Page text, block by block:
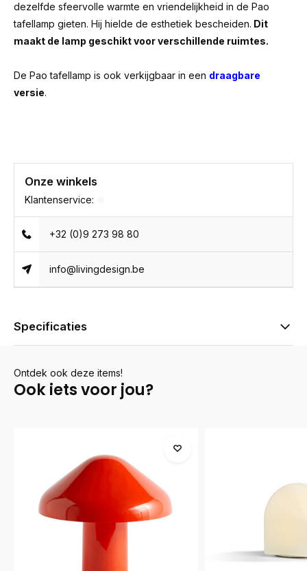
dezelfde sfeervolle warmte en vriendelijkheid in de Pao
tafellamp gieten. Hij hielde de esthetiek bescheiden. Dit
maakt de lamp geschikt voor verschillende ruimtes.
De Pao tafellamp is ook verkijgbaar in een draagbare
versie.
Onze winkels
Klantenservice:
+32 (0)9 273 98 80
info@livingdesign.be
Specificaties
Ontdek ook deze items!
Ook iets voor jou?